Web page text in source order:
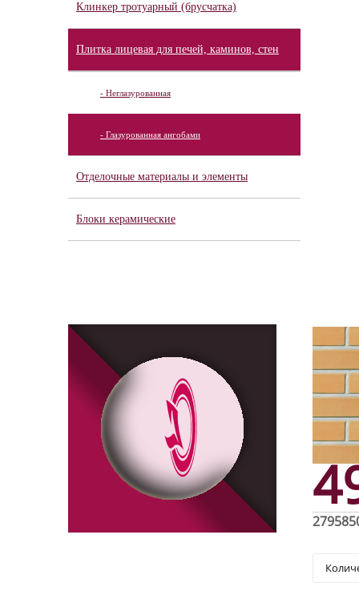
Клинкер тротуарный (брусчатка)
Плитка лицевая для печей, каминов, стен
- Неглазурованная
- Глазурованная ангобами
Отделочные материалы и элементы
Блоки керамические